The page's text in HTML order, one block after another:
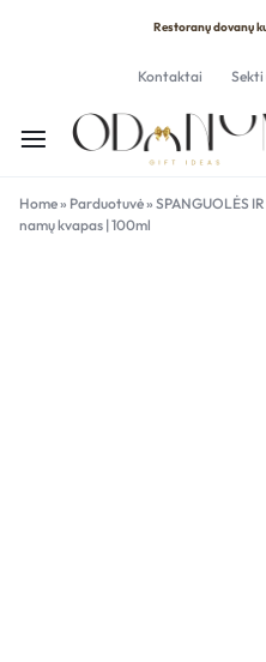
Restoranų dovanų
Kontaktai Sekti
Home» Parduotuvė» SPANGUOLĖS
namų kvapas | 100ml